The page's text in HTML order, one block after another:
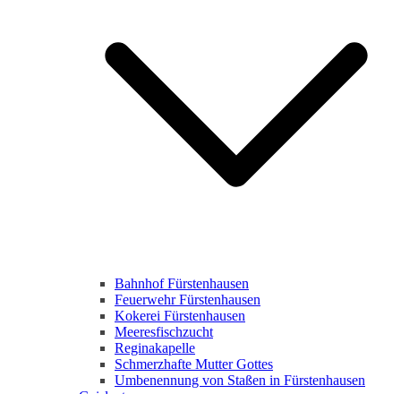
Bahnhof Fürstenhausen
Feuerwehr Fürstenhausen
Kokerei Fürstenhausen
Meeresfischzucht
Reginakapelle
Schmerzhafte Mutter Gottes
Umbenennung von Staßen in Fürstenhausen